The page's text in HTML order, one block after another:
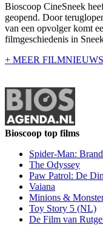
Bioscoop CineSneek
geopend. Door
van een opvolger komt
filmgeschiedenis in
+ MEER FILMNIEUWS
Bioscoop top films
Spider-Man:
The Odyssey
Paw Patrol: De
Vaiana
Minions &
Toy Story 5 (NL)
De Film van